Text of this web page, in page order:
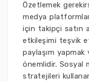
Özetlemek
medya
için takipçi satın
etkileşimi teşvik
paylaşım
önemlidir. Sosyal
stratejileri